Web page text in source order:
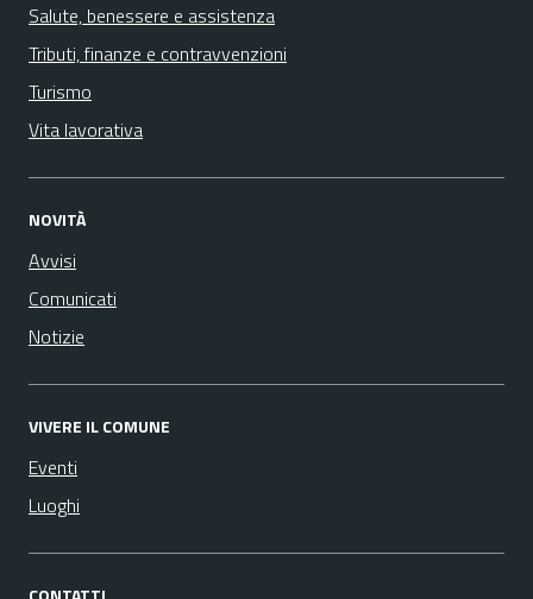
Salute, benessere e assistenza
Tributi, finanze e contravvenzioni
Turismo
Vita lavorativa
NOVITÀ
Avvisi
Comunicati
Notizie
VIVERE IL COMUNE
Eventi
Luoghi